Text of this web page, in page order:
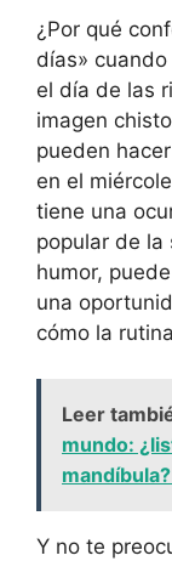
¿Por qué
días»
el día de las
imagen
pueden
en el
tiene una
popular de la
humor,
una
cómo la
Leer
mundo:
Y no te